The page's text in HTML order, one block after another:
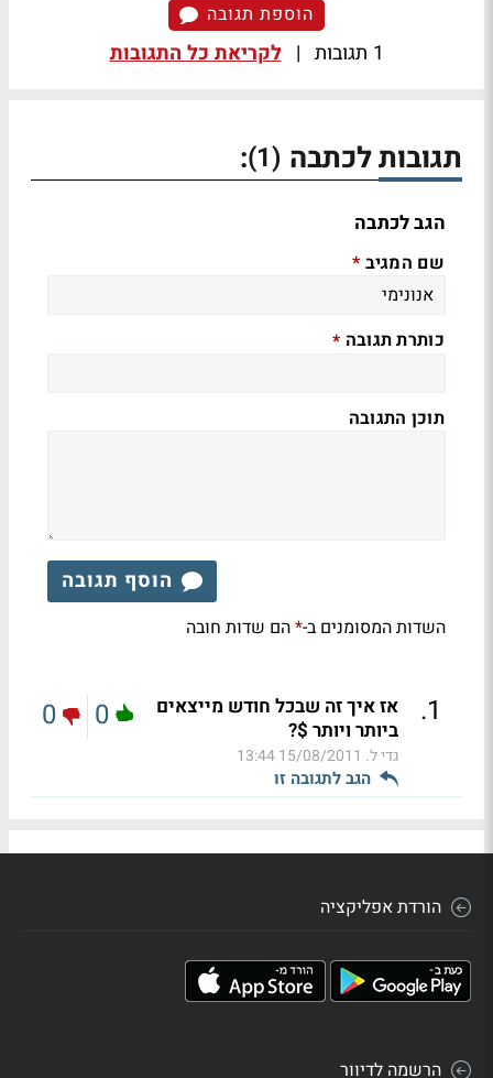
הוספת תגובה
1 תגובות | לקריאת כל התגובות
תגובות לכתבה (1)
:
הגב לכתבה
שם המגיב *
כותרת תגובה *
תוכן התגובה
הוסף תגובה
השדות המסומנים ב-*הם שדות חובה
1
.
אז איך זה שבכל חודש מייצאים
ביותר ויותר $?
גדי ל. 15/08/2011 13:44
הגב לתגובה זו
0
0
הורדת אפליקציה
הרשמה לדיוור